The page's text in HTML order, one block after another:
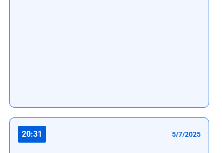
20:31 5/7/2025